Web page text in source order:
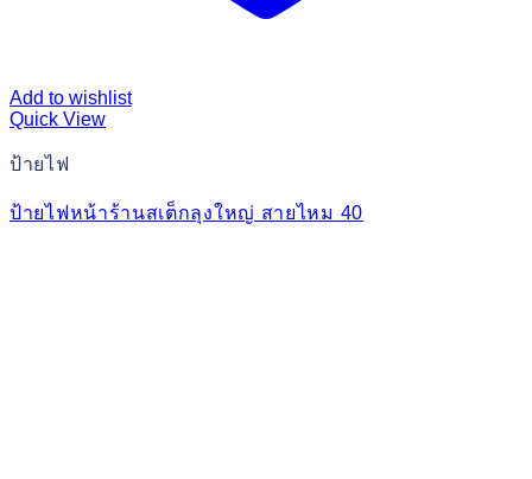
Add to wishlist
Quick View
ป้ายไฟ
ป้ายไฟหน้าร้านสเต็กลุงใหญ่ สายไหม 40